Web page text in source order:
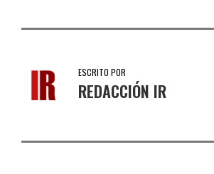
ESCRITO POR
REDACCIÓN IR